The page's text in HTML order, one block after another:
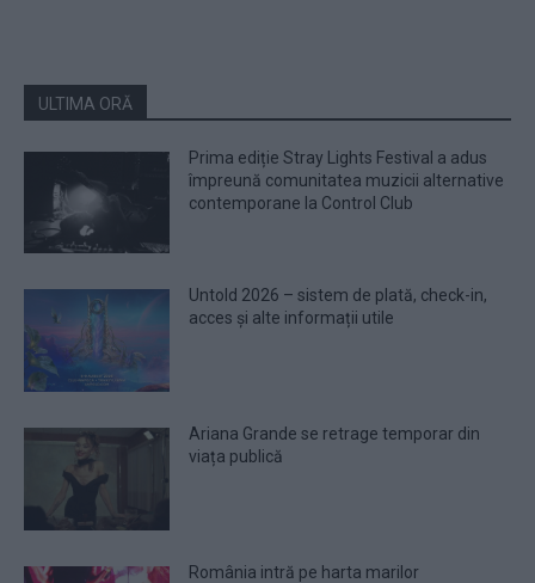
ULTIMA ORĂ
Prima ediție Stray Lights Festival a adus
împreună comunitatea muzicii alternative
contemporane la Control Club
Untold 2026 – sistem de plată, check-in,
acces și alte informații utile
Ariana Grande se retrage temporar din
viața publică
România intră pe harta marilor